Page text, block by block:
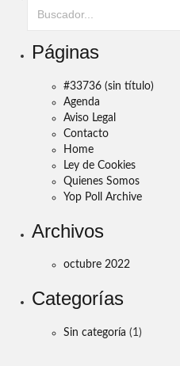
Páginas
#33736 (sin título)
Agenda
Aviso Legal
Contacto
Home
Ley de Cookies
Quienes Somos
Yop Poll Archive
Archivos
octubre 2022
Categorías
Sin categoría (1)